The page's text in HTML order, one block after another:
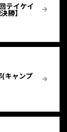
テイケイ
勝】
(キャンプ